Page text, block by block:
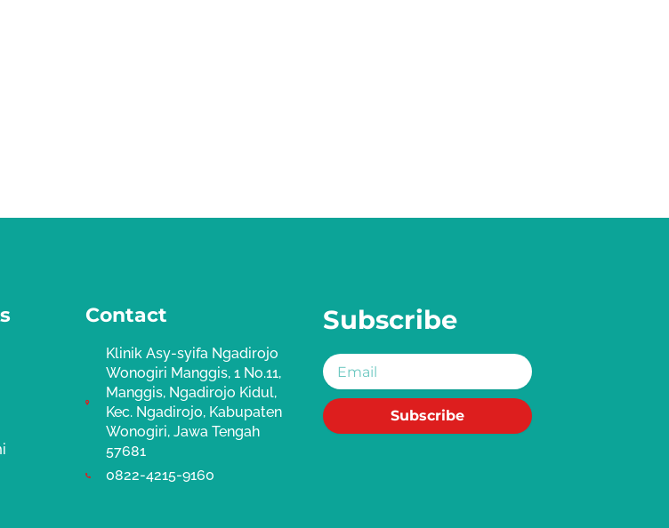
Contact
Klinik Asy-syifa Ngadirojo
Wonogiri Manggis, 1 No.11,
Manggis, Ngadirojo Kidul,
Kec. Ngadirojo, Kabupaten
Wonogiri, Jawa Tengah
57681
0822-4215-9160
Subscribe
Email
Subscribe